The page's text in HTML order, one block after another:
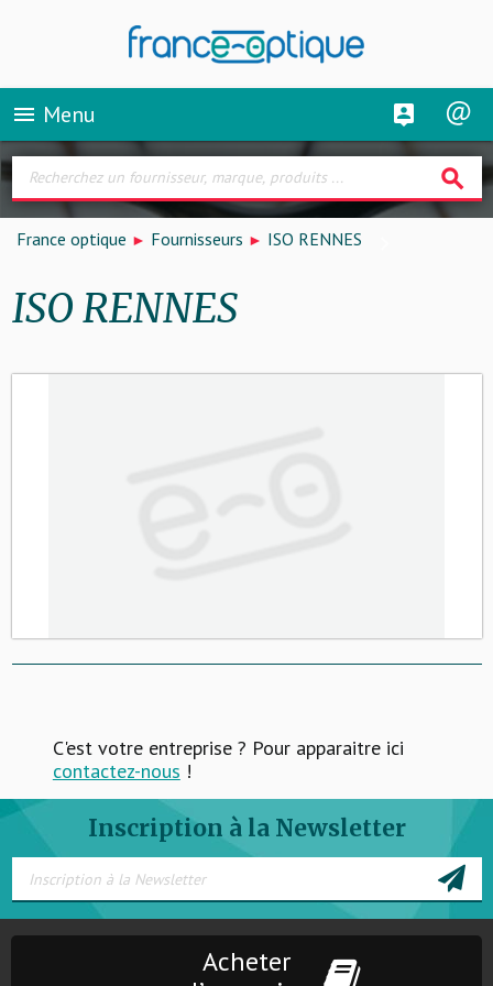
menu Menu
search
France optique Fournisseurs ISO RENNES
ISO RENNES
C'est votre entreprise ? Pour apparaitre ici
contactez-nous !
Inscription à la Newsletter
Acheter